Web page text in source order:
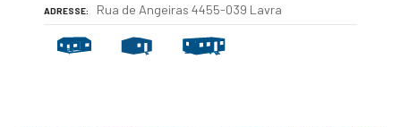
ADRESSE Rua de Angeiras 4455-039 Lavra